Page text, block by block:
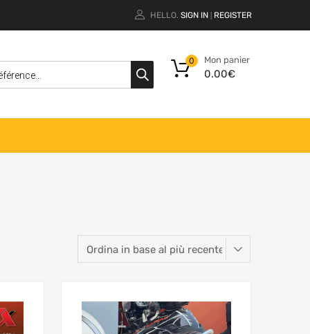
HELLO. SIGN IN REGISTER
Mon panier
0.00€
0
Add to Wishlist